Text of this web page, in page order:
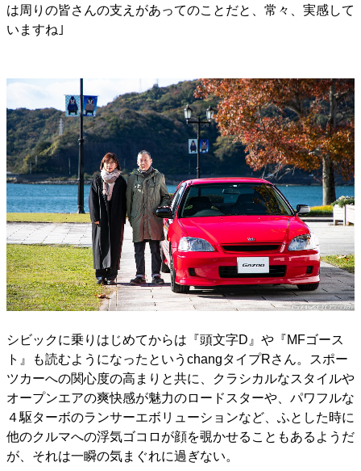
は周りの皆さんの支えがあってのことだと、常々、実感して
いますね｣
シビックに乗りはじめてからは『頭文字D』や『MFゴース
ト』も読むようになったというchangタイプRさん。スポー
ツカーへの関心度の高まりと共に、クラシカルなスタイルや
オープンエアの爽快感が魅力のロードスターや、パワフルな
４駆ターボのランサーエボリューションなど、ふとした時に
他のクルマへの浮気ゴコロが顔を覗かせることもあるようだ
が、それは一瞬の気まぐれに過ぎない。